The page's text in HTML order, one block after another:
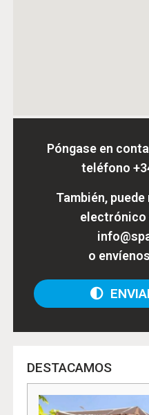
Póngase en
teléfono
También,
electrónico
o
DESTACAMOS